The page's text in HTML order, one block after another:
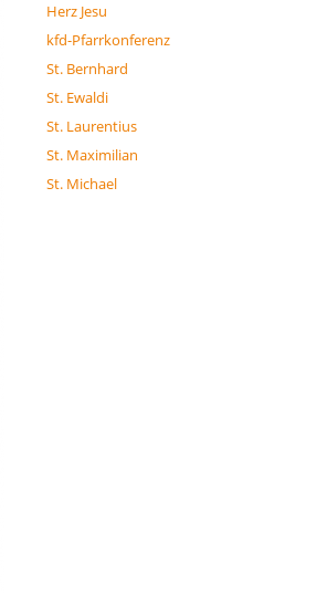
Herz Jesu
kfd-Pfarrkonferenz
St. Bernhard
St. Ewaldi
St. Laurentius
St. Maximilian
St. Michael